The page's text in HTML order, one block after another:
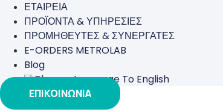
ΕΤΑΙΡΕΙΑ
ΠΡΟΪΟΝΤΑ & ΥΠΗΡΕΣΙΕΣ
ΠΡΟΜΗΘΕΥΤΕΣ & ΣΥΝΕΡΓΑΤΕΣ
E-ORDERS METROLAB
Blog
ΕΠΙΚΟΙΝΩΝΙΑ